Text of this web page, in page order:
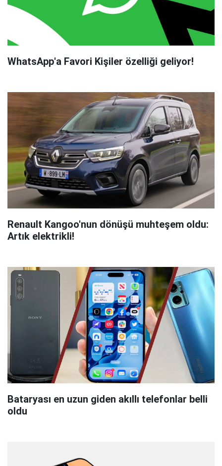
WhatsApp'a Favori Kişiler özelliği geliyor!
Renault Kangoo'nun dönüşü muhteşem oldu:
Artık elektrikli!
Bataryası en uzun giden akıllı telefonlar belli
oldu